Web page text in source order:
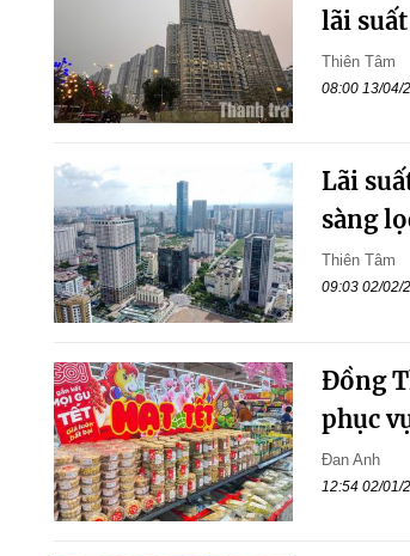
lãi
Thiên Tâm
08:00 13/04/
Lãi
sàng
Thiên Tâm
09:03 02/02/
Đồng
phục
Đan Anh
12:54 02/01/